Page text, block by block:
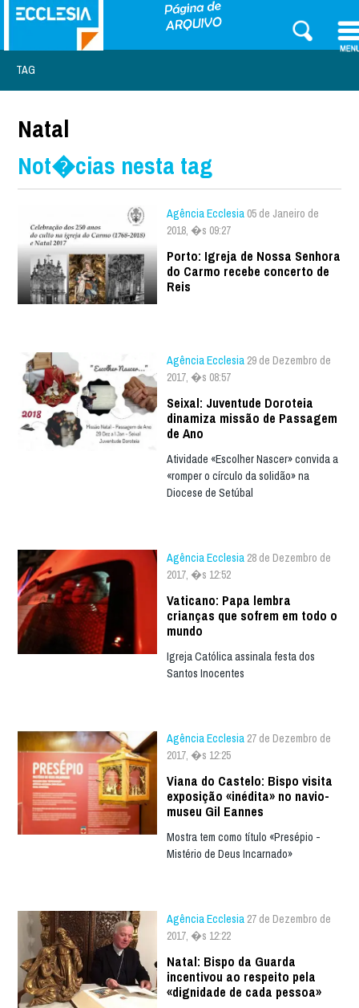
TAG
Natal
Not�cias nesta tag
Agência Ecclesia 05 de Janeiro de
2018, �s 09:27
Porto: Igreja de Nossa Senhora
do Carmo recebe concerto de
Reis
Agência Ecclesia 29 de Dezembro de
2017, �s 08:57
Seixal: Juventude Doroteia
dinamiza missão de Passagem
de Ano
Atividade «Escolher Nascer» convida a
«romper o círculo da solidão» na
Diocese de Setúbal
Agência Ecclesia 28 de Dezembro de
2017, �s 12:52
Vaticano: Papa lembra
crianças que sofrem em todo o
mundo
Igreja Católica assinala festa dos
Santos Inocentes
Agência Ecclesia 27 de Dezembro de
2017, �s 12:25
Viana do Castelo: Bispo visita
exposição «inédita» no navio-
museu Gil Eannes
Mostra tem como título «Presépio -
Mistério de Deus Incarnado»
Agência Ecclesia 27 de Dezembro de
2017, �s 12:22
Natal: Bispo da Guarda
incentivou ao respeito pela
«dignidade de cada pessoa»